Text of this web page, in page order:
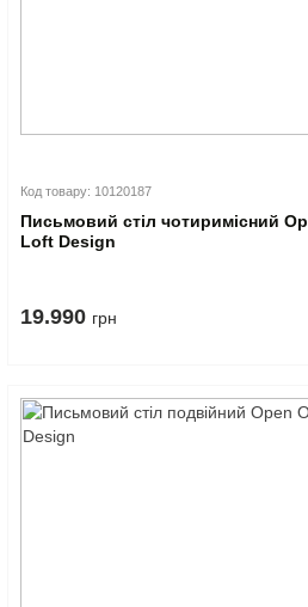
Код товару: 10120187
Письмовий стіл чотиримісний
Loft Design
19.990 грн